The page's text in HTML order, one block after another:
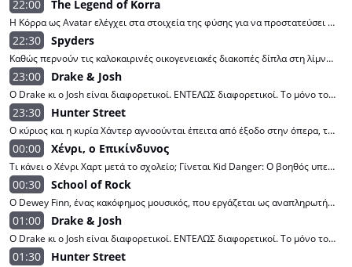
22:00 The Legend of Korra
Η Κόρρα ως Avatar ελέγχει στα στοιχεία της φύσης για να προστατεύσει την πόλη της από τις δυνάμεις του κακού.
22:30 Spyders
Καθώς περνούν τις καλοκαιρινές οικογενειακές διακοπές δίπλα στη λίμνη, τα αδέρφια Tommy, Nikki και Daniel Fisher ανακαλύπτουν ότι οι φαινομενικά βαρετοί γονείς τους είναι στην πραγματικότητα τολμηροί μυστικοί κατάσκοποι. Θα τα καταφέρουν οι ανεκπαίδευτοι, γκαφατζήδες Spyders;
23:00 Drake & Josh
Ο Drake κι ο Josh είναι διαφορετικοί. ΕΝΤΕΛΩΣ διαφορετικοί. Το μόνο τους κοινό σημείο είναι ότι πάνε στο ίδιο σχολείο. Μια μέρα, οι γονείς τους αποφασίζουν να παντρευτούν. Τι θα γίνει όταν ο κουμπωμένος, σχολαστικός Josh και ο κουλ, μοντέρνος Drake αναγκαστούν να μοιραστούν το ίδιο σπίτι; Θα πέσει πολύ γέλιο, σίγουρα!
23:30 Hunter Street
Ο κύριος και η κυρία Χάντερ αγνοούνται έπειτα από έξοδο στην όπερα, τα πέντε ανάδοχα παιδιά τους πρέπει να λύσουν το μυστήριο της εξαφάνισής τους, ενώ προσποιούνται ότι όλα είναι καλά.
00:00 Χένρι, ο Επικίνδυνος
Τι κάνει ο Χένρι Χαρτ μετά το σχολείο; Γίνεται Kid Danger: Ο βοηθός υπερήρωα του Captain Man. Καταπολέμηση του εγκλήματος ΚΑΙ δουλειά στο σπίτι; Κακοί, προσοχή!
00:30 School of Rock
Ο Dewey Finn, ένας κακόφημος μουσικός, που εργάζεται ως αναπληρωτής δάσκαλος σε ένα σχολείο του Τέξας, χρησιμοποιεί το ροκ εν ρολ για να παρακινήσει πέντε υπάκουους μαθητές να φτιάξουν κρυφά ένα συγκρότημα και να κάνουν επιτυχία.
01:00 Drake & Josh
Ο Drake κι ο Josh είναι διαφορετικοί. ΕΝΤΕΛΩΣ διαφορετικοί. Το μόνο τους κοινό σημείο είναι ότι πάνε στο ίδιο σχολείο. Μια μέρα, οι γονείς τους αποφασίζουν να παντρευτούν. Τι θα γίνει όταν ο κουμπωμένος, σχολαστικός Josh και ο κουλ, μοντέρνος Drake αναγκαστούν να μοιραστούν το ίδιο σπίτι; Θα πέσει πολύ γέλιο, σίγουρα!
01:30 Hunter Street